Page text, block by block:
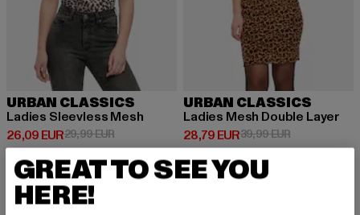
URBAN CLASSICS
Ladies Sleevless Mesh
26,09 EUR
Ajankohtainen hinta: 26,09 EUR
29,99 EURKampanjahinta: 29,99 EUR
URBAN CLASSICS
Ladies Mesh Double Layer
28,79 EUR
Ajankohtainen hinta: 28,79 EUR
39,99 EUR
-42%
GREAT TO SEE YOU
HERE!